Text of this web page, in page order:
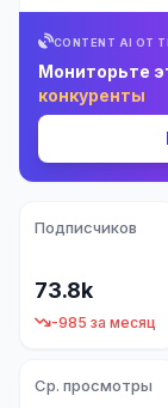
CONTENT AI ОТ
Мониторьте
конкуренты
Подписчиков
73.8k
-985 за месяц
Ср. просмотры